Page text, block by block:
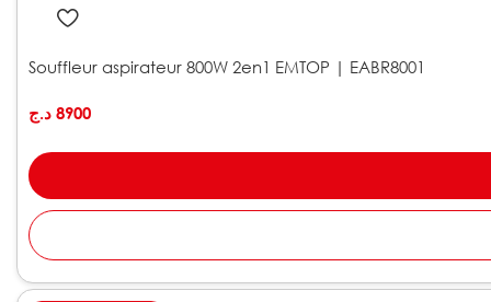
Souffleur aspirateur 800W 2en1 EMTOP | EABR8001
8900 د.ج